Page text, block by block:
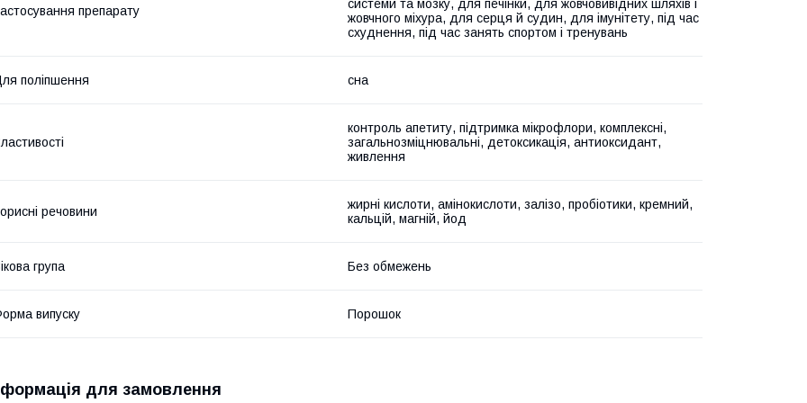
препарату
системи та мозку, для печінки, для жовчовивідних шляхів і
жовчного міхура, для серця й судин, для імунітету, під час
схуднення, під час занять спортом і тренувань
поліпшення сна
контроль апетиту, підтримка мікрофлори, комплексні,
загальнозміцнювальні, детоксикація, антиоксидант,
живлення
речовини
жирні кислоти, амінокислоти, залізо, пробіотики, кремний,
кальцій, магній, йод
група Без обмежень
випуску Порошок
для замовлення